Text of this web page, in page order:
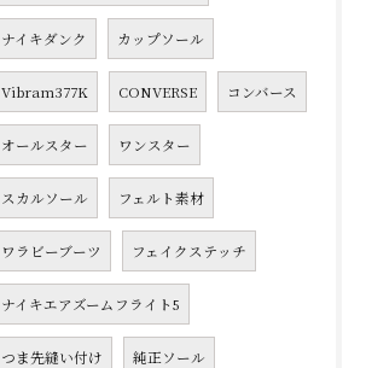
ナイキダンク カップソール
Vibram377K CONVERSE コンバース
オールスター ワンスター
スカルソール フェルト素材
ワラビーブーツ フェイクステッチ
ナイキエアズームフライト5
つま先縫い付け 純正ソール